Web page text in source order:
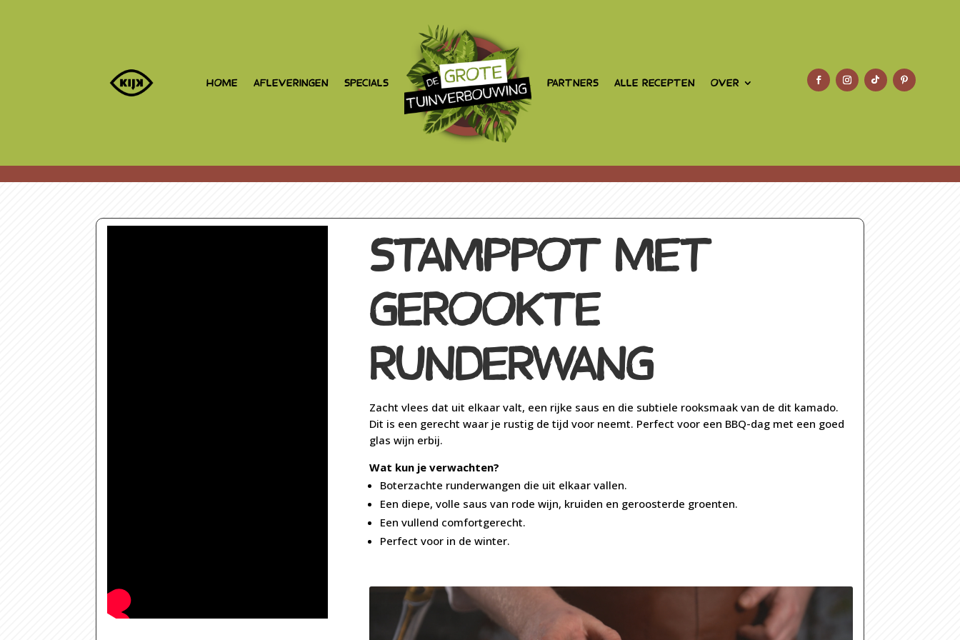
HOME AFLEVERINGEN SPECIALS PARTNERS ALLE RECEPTEN OVER
STAMPPOT MET
GEROOKTE
RUNDERWANG
Zacht vlees dat uit elkaar valt, een rijke saus en die subtiele rooksmaak van de dit kamado.
Dit is een gerecht waar je rustig de tijd voor neemt. Perfect voor een BBQ-dag met een goed
glas wijn erbij.
Wat kun je verwachten?
Boterzachte runderwangen die uit elkaar vallen.
Een diepe, volle saus van rode wijn, kruiden en geroosterde groenten.
Een vullend comfortgerecht.
Perfect voor in de winter.